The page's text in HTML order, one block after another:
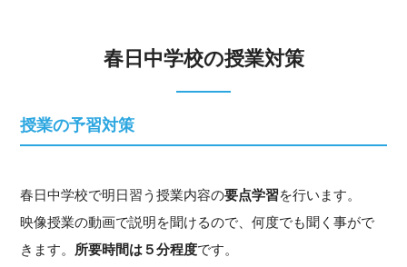
春日中学校の授業対策
授業の予習対策
春日中学校で明日習う授業内容の要点学習を行います。
映像授業の動画で説明を聞けるので、何度でも聞く事がで
きます。 所要時間は５分程度です。